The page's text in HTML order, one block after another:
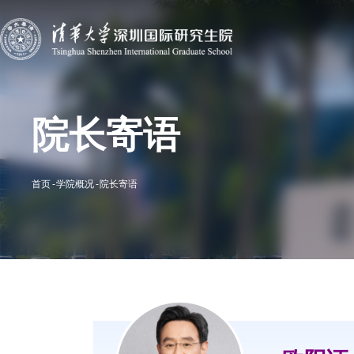
院长寄语
首页 学院概况 院长寄语